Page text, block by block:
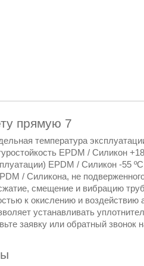
прямую 7
температура
EPDM / Силикон
EPDM / Силикон -55
/ Силикона, не
смещение и вибрацию
к окислению и
устанавливать
заявку или обратный